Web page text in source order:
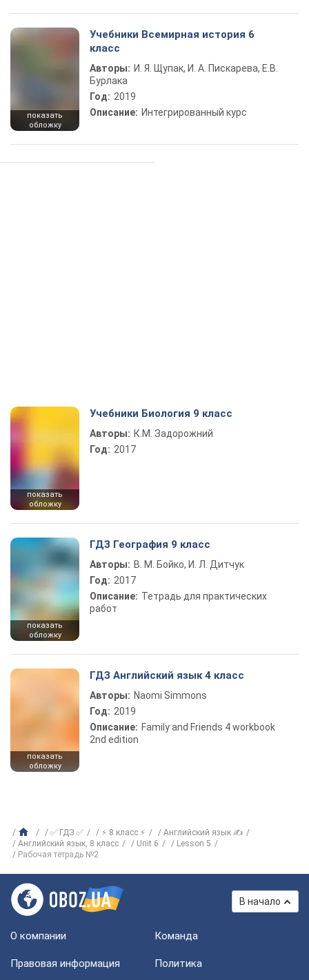
показать
обложку
Учебники Всемирная история 6
класс
Авторы: И. Я. Щупак, И. А. Пискарева, Е.В.
Бурлака
Год: 2019
Описание: Интегрированный курс
показать
обложку
Учебники Биология 9 класс
Авторы: К.М. Задорожний
Год: 2017
показать
обложку
ГДЗ География 9 класс
Авторы: В. М. Бойко, И. Л. Дитчук
Год: 2017
Описание: Тетрадь для практических
работ
показать
обложку
ГДЗ Английский язык 4 класс
Авторы: Naomi Simmons
Год: 2019
Описание: Family and Friends 4 workbook
2nd edition
✅ ГДЗ ✅ ⚡ 8 класс ⚡
Английский язык ✍
Английский язык, 8 класс
Unit 6
Lesson 5
Рабочая тетрадь №2
В начало
О компании Команда
Правовая информация
Политика